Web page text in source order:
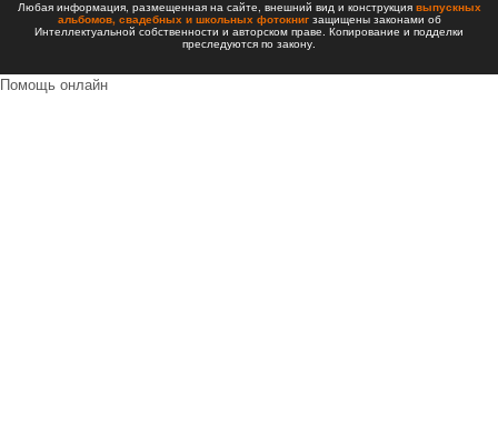
Любая информация, размещенная на сайте, внешний вид и конструкция выпускных
альбомов, свадебных и школьных фотокнигзащищены законами об
Интеллектуальной собственности и авторском праве. Копирование и подделки
преследуются по закону.
Помощь онлайн